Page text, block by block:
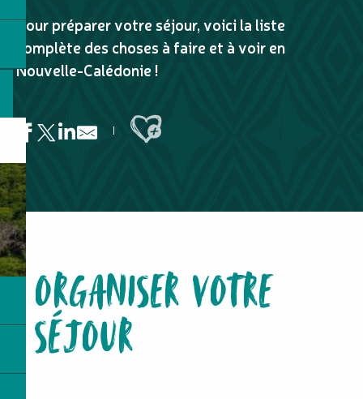
Pour préparer votre séjour, voici la liste
complète des choses à faire et à voir en
Nouvelle-Calédonie !
Ajouter aux favoris
Le Gouffre de Charybde
Dal'Océan - Location de catamaran
Château d'eau
Les Pétroglyphes de moindou
Sud Découverte
Scub'Addict
Aire de repos au Creek des Japonais
Chapelle Notre-Dame de Lourdes
ORGANISER VOTRE
SÉJOUR